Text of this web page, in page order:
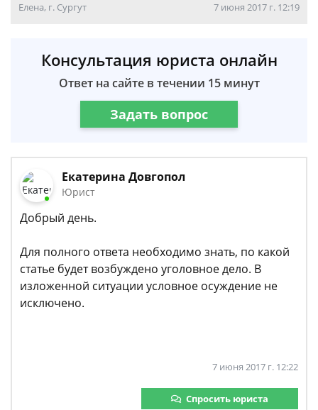
Елена, г. Сургут 7 июня 2017 г. 12:19
Консультация юриста онлайн
Ответ на сайте в течении 15 минут
Задать вопрос
Екатерина Довгопол
Юрист
Добрый день.
Для полного ответа необходимо знать, по какой
статье будет возбуждено уголовное дело. В
изложенной ситуации условное осуждение не
исключено.
7 июня 2017 г. 12:22
Спросить юриста